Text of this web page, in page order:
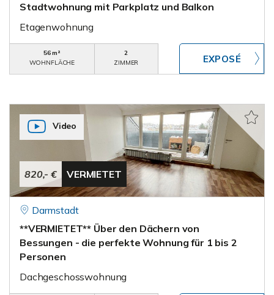
Stadtwohnung mit Parkplatz und Balkon
Etagenwohnung
56 m²
WOHNFLÄCHE
2
ZIMMER
820,- € VERMIETET
Video
Darmstadt
**VERMIETET** Über den Dächern von
Bessungen - die perfekte Wohnung für 1 bis 2
Personen
Dachgeschosswohnung